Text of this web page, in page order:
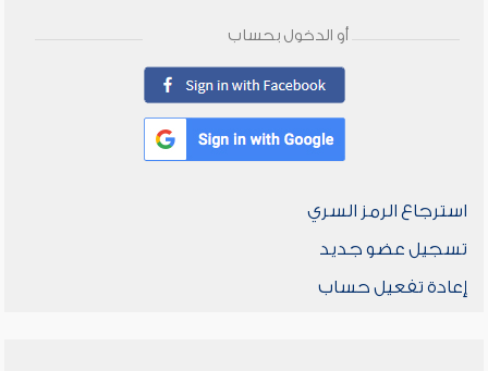
أو الدخول بحساب
استرجاع الرمز السري
تسجيل عضو جديد
إعادة تفعيل حساب